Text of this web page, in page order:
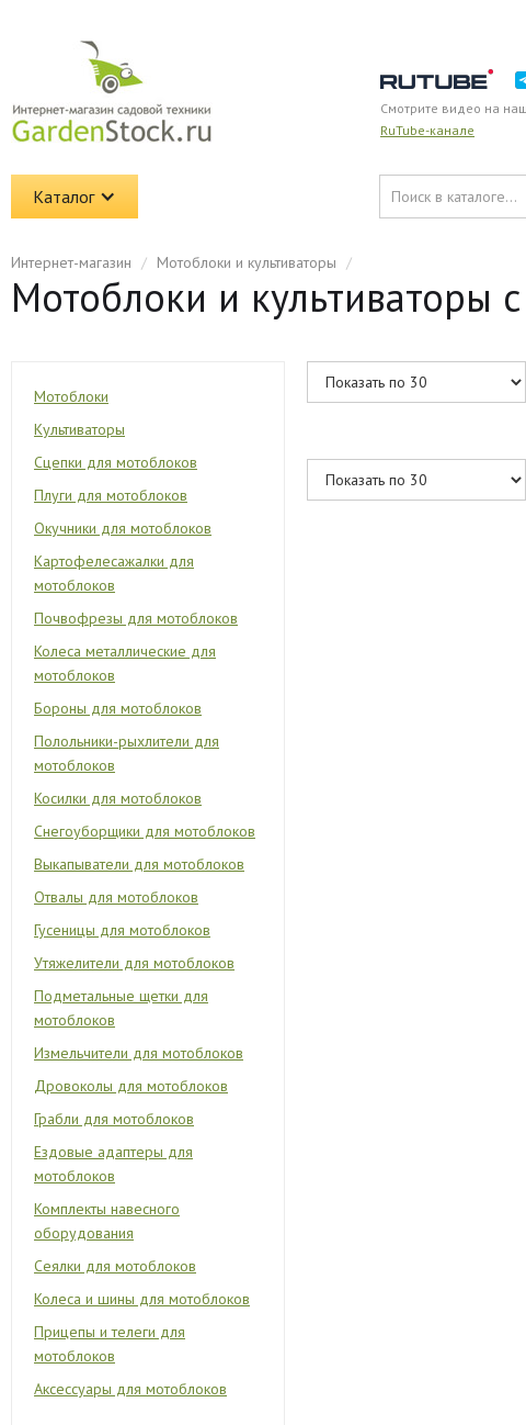
Смотрите видео на
RuTube-канале
Каталог
Интернет-магазин / Мотоблоки и культиваторы /
Мотоблоки и культиваторы
Мотоблоки
Культиваторы
Сцепки для мотоблоков
Плуги для мотоблоков
Окучники для мотоблоков
Картофелесажалки для
мотоблоков
Почвофрезы для мотоблоков
Колеса металлические для
мотоблоков
Бороны для мотоблоков
Полольники-рыхлители для
мотоблоков
Косилки для мотоблоков
Снегоуборщики для мотоблоков
Выкапыватели для мотоблоков
Отвалы для мотоблоков
Гусеницы для мотоблоков
Утяжелители для мотоблоков
Подметальные щетки для
мотоблоков
Измельчители для мотоблоков
Дровоколы для мотоблоков
Грабли для мотоблоков
Ездовые адаптеры для
мотоблоков
Комплекты навесного
оборудования
Сеялки для мотоблоков
Колеса и шины для мотоблоков
Прицепы и телеги для
мотоблоков
Аксессуары для мотоблоков